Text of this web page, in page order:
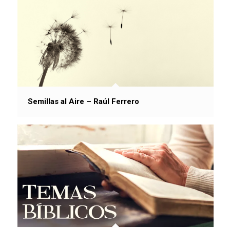
Semillas al Aire – Raúl Ferrero